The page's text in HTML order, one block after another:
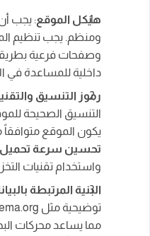
هيكل الموقع: يجب
ومنظم. يجب تنظيم
وصفحات فرعية
داخلية للمساعدة في
رموز التنسيق
يكون الموقع متوافقاً
تحسين سرعة تحميل
واستخدام تقنيات
البنية المرتبطة
مما يساعد محركات